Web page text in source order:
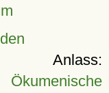
Anlass: